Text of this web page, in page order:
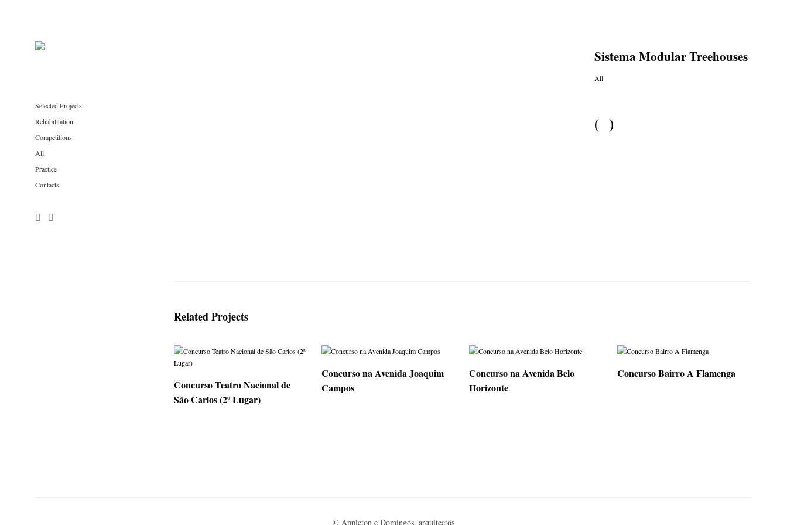
Selected Projects
Rehabilitation
Competitions
All
Practice
Contacts
Sistema Modular Treehouses
All
( )
Related Projects
Concurso Teatro Nacional de
São Carlos (2º Lugar)
Concurso na Avenida Joaquim
Campos
Concurso na Avenida Belo
Horizonte
Concurso Bairro A Flamenga
© Appleton e Domingos, arquitectos